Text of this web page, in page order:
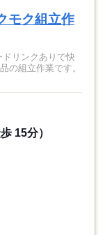
モク組立作
リンクありで快
の組立作業です。
15分）